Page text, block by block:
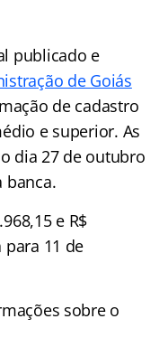
publicado e
de Goiás
de cadastro
e superior. As
dia 27 de outubro
banca.
e R$
para 11 de
sobre o